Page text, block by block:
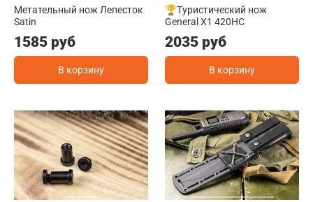
Метательный нож Лепесток
Satin
1585 руб
В корзину
🏆Туристический нож
General X1 420HC
2035 руб
В корзину